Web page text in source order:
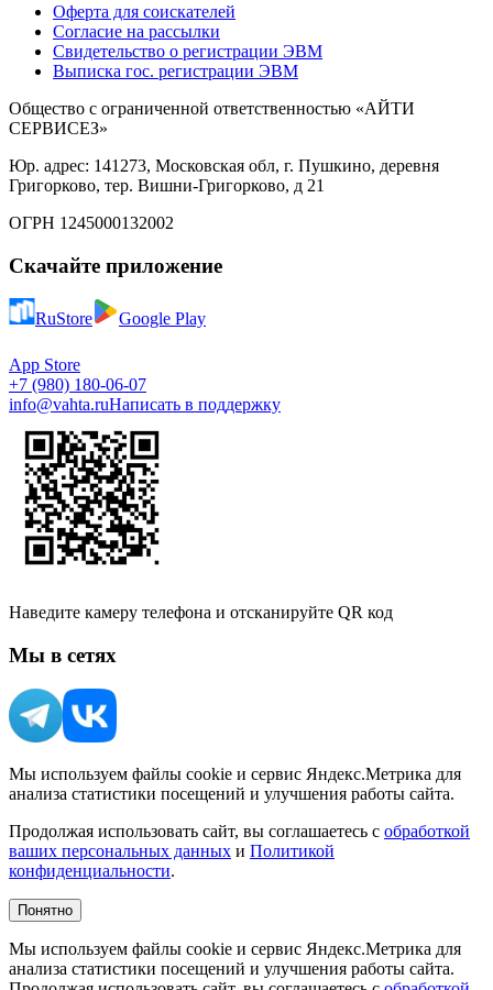
Оферта для соискателей
Согласие на рассылки
Свидетельство о регистрации ЭВМ
Выписка гос. регистрации ЭВМ
Общество с ограниченной ответственностью «АЙТИ
СЕРВИСЕЗ»
Юр. адрес: 141273, Московская обл, г. Пушкино, деревня
Григорково, тер. Вишни-Григорково, д 21
ОГРН 1245000132002
Скачайте приложение
RuStore Google Play
App Store
+7 (980) 180-06-07
info@vahta.ruНаписать в поддержку
Наведите камеру телефона и отсканируйте QR код
Мы в сетях
Мы используем файлы cookie и сервис Яндекс.Метрика для
анализа статистики посещений и улучшения работы сайта.
Продолжая использовать сайт, вы соглашаетесь с обработкой
ваших персональных данных и Политикой
конфиденциальности.
Понятно
Мы используем файлы cookie и сервис Яндекс.Метрика для
анализа статистики посещений и улучшения работы сайта.